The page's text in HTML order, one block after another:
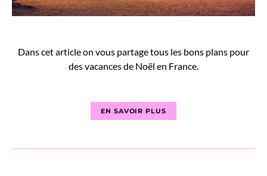
Dans cet article on vous partage tous les bons plans pour
des vacances de Noël en France.
EN SAVOIR PLUS